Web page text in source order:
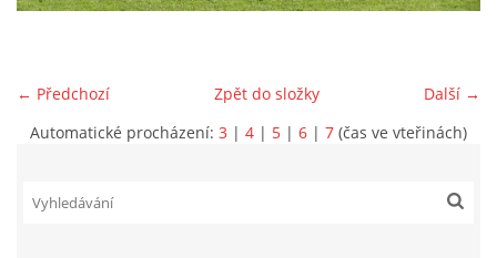
STARŠÍ PŘÍPRAVKA R 2012 + 2013
← Předchozí Další →
Zpět do složky
Automatické procházení: 3 | 4 | 5 | 6 | 7 (čas ve vteřinách)